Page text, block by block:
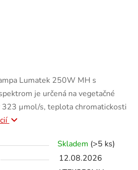
Lumatek 250W MH s
je určená na vegetačné
323 µmol/s, teplota chromatickosti
Skladem (>5 ks)
12.08.2026